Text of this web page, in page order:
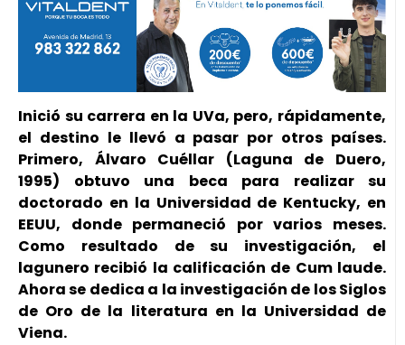
Inició su carrera en la UVa, pero, rápidamente,
el destino le llevó a pasar por otros países.
Primero, Álvaro Cuéllar (Laguna de Duero,
1995) obtuvo una beca para realizar su
doctorado en la Universidad de Kentucky, en
EEUU, donde permaneció por varios meses.
Como resultado de su investigación, el
lagunero recibió la calificación de Cum laude.
Ahora se dedica a la investigación de los Siglos
de Oro de la literatura en la Universidad de
Viena.